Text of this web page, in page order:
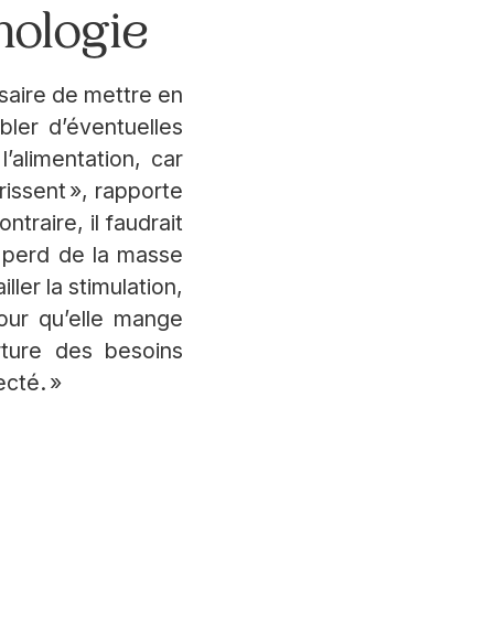
de mettre en
d’éventuelles
car
», rapporte
il faudrait
de la masse
la stimulation,
qu’elle mange
des besoins
»